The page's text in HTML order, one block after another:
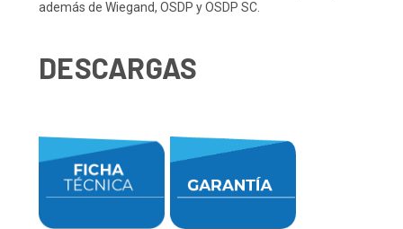
además de Wiegand, OSDP y OSDP SC.
DESCARGAS